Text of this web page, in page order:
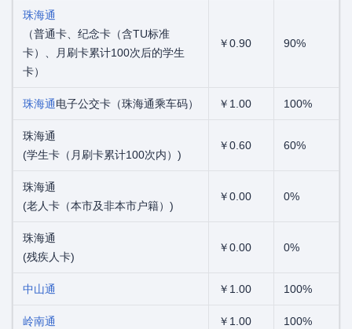
珠海通
（普通卡、纪念卡（含TU标准
卡）、月刷卡累计100次后的学生
卡）
￥0.90 90%
珠海通电子公交卡（珠海通乘车码） ￥1.00 100%
珠海通
(学生卡（月刷卡累计100次内）)
￥0.60 60%
珠海通
(老人卡（本市及非本市户籍）)
￥0.00 0%
珠海通
(残疾人卡)
￥0.00 0%
中山通 ￥1.00 100%
岭南通 ￥1.00 100%